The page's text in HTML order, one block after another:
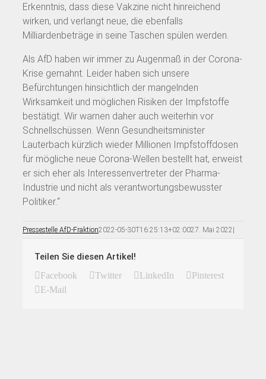
Erkenntnis, dass diese Vakzine nicht hinreichend
wirken, und verlangt neue, die ebenfalls
Milliardenbeträge in seine Taschen spülen werden.
Als AfD haben wir immer zu Augenmaß in der Corona-
Krise gemahnt. Leider haben sich unsere
Befürchtungen hinsichtlich der mangelnden
Wirksamkeit und möglichen Risiken der Impfstoffe
bestätigt. Wir warnen daher auch weiterhin vor
Schnellschüssen. Wenn Gesundheitsminister
Lauterbach kürzlich wieder Millionen Impfstoffdosen
für mögliche neue Corona-Wellen bestellt hat, erweist
er sich eher als Interessenvertreter der Pharma-
Industrie und nicht als verantwortungsbewusster
Politiker.“
Pressestelle AfD-Fraktion2022-05-30T16:25:13+02:0027. Mai 2022 |
Teilen Sie diesen Artikel!
Facebook Twitter LinkedIn
Pinterest
E-Mail